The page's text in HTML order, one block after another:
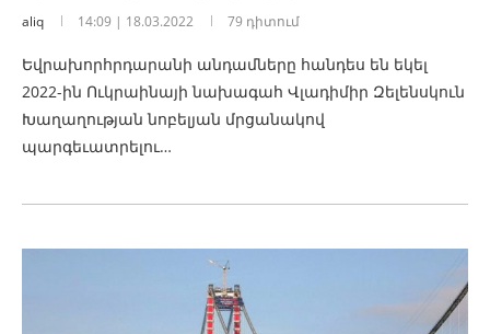
aliq 14:09 | 18.03.2022 79 դիտում
Եվրախորհրդարանի անդամները հանդես են եկել
2022-ին Ուկրաինայի նախագահ Վլադիմիր Զելենսկուն
Խաղաղության նոբելյան մրցանակով
պարգեւատրելու…